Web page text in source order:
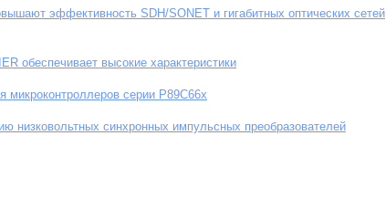
эффективность SDH/SONET и гигабитных оптических сетей
обеспечивает высокие характеристики
серии P89C66х
низковольтных синхронных импульсных преобразователей